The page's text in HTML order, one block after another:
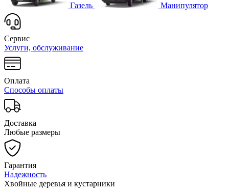
Газель Манипулятор
Сервис
Услуги, обслуживание
Оплата
Способы оплаты
Доставка
Любые размеры
Гарантия
Надежность
Хвойные деревья и кустарники